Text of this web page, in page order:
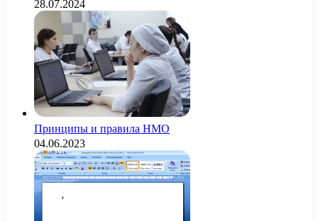
28.07.2024
Принципы и правила НМО
04.06.2023